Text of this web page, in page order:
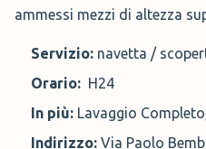
ammessi mezzi di altezza
Servizio: navetta /
Orario: H24
In più: Lavaggio
Indirizzo: Via Paolo